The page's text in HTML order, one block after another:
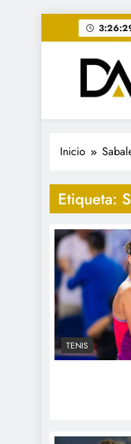
al
contenido
•
Inicio
Etiqueta:
TENIS